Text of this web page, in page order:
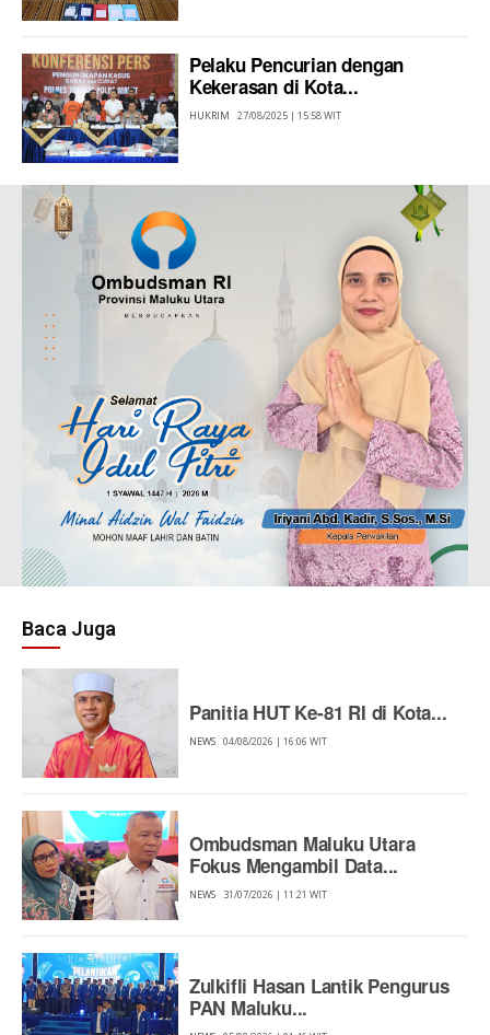
Pelaku Pencurian dengan
Kekerasan di Kota...
HUKRIM 27/08/2025 | 15:58 WIT
Baca Juga
Panitia HUT Ke-81 RI di Kota...
NEWS 04/08/2026 | 16:06 WIT
Ombudsman Maluku Utara
Fokus Mengambil Data...
NEWS 31/07/2026 | 11:21 WIT
Zulkifli Hasan Lantik Pengurus
PAN Maluku...